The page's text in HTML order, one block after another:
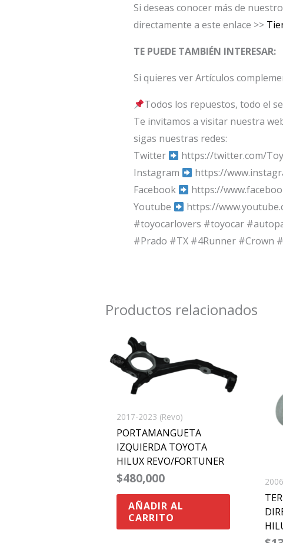
Si deseas conocer más de
directamente a este enlace >>
TE PUEDE TAMBIÉN INTERESAR:
Si quieres ver Artículos
Todos los repuestos, todo el
Te invitamos a visitar nuestra
sigas nuestras redes:
Twitter
https://twitter.com/
Instagram
https://
Facebook
https://
Youtube
https://
#toyocarlovers #toyocar
#Prado #TX #4Runner #Crown
Productos relacionados
2017-2023 (Revo)
PORTAMANGUETA
IZQUIERDA TOYOTA
HILUX REVO/FORTUNER
$480,000
AÑADIR AL
CARRITO